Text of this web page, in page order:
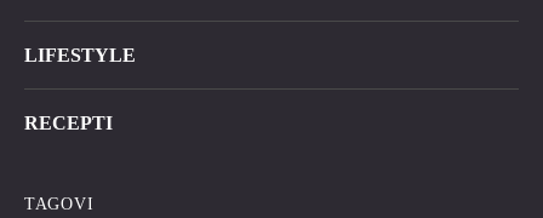
LIFESTYLE
RECEPTI
TAGOVI